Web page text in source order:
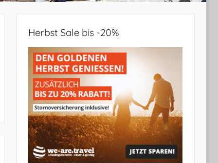
Herbst Sale bis -20%